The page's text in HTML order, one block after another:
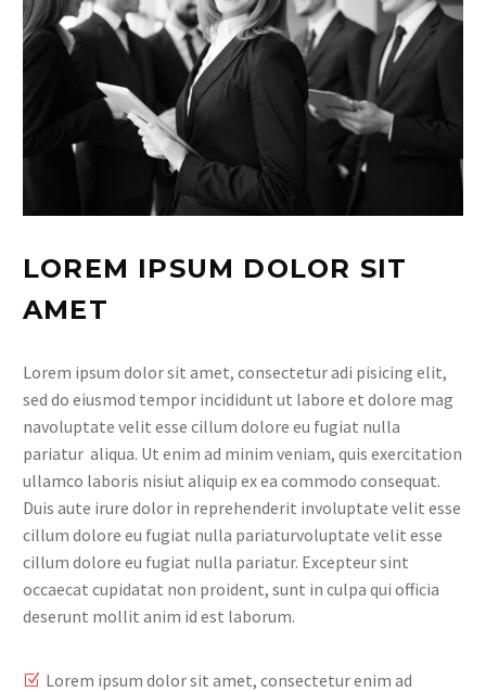
LOREM IPSUM DOLOR SIT
AMET
Lorem ipsum dolor sit amet, consectetur adi pisicing elit,
sed do eiusmod tempor incididunt ut labore et dolore mag
navoluptate velit esse cillum dolore eu fugiat nulla
pariatur aliqua. Ut enim ad minim veniam, quis exercitation
ullamco laboris nisiut aliquip ex ea commodo consequat.
Duis aute irure dolor in reprehenderit involuptate velit esse
cillum dolore eu fugiat nulla pariaturvoluptate velit esse
cillum dolore eu fugiat nulla pariatur. Excepteur sint
occaecat cupidatat non proident, sunt in culpa qui officia
deserunt mollit anim id est laborum.
Lorem ipsum dolor sit amet, consectetur enim ad